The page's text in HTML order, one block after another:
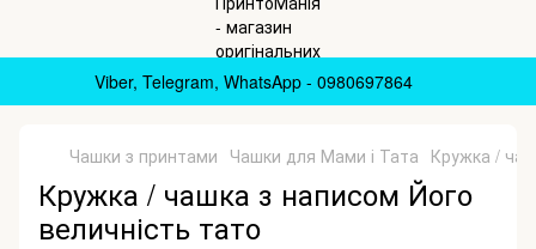
Viber, Telegram, WhatsApp - 0980697864
Чашки з принтами Чашки для Мами і Тата Кружка /
Кружка / чашка з написом Його
величність тато